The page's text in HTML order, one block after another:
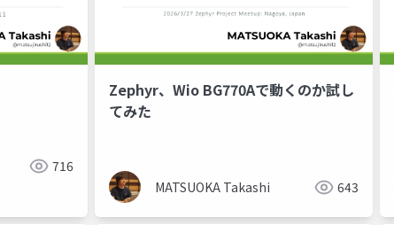
716
Zephyr、Wio BG770Aで動くのか試し
てみた
MATSUOKA Takashi 643